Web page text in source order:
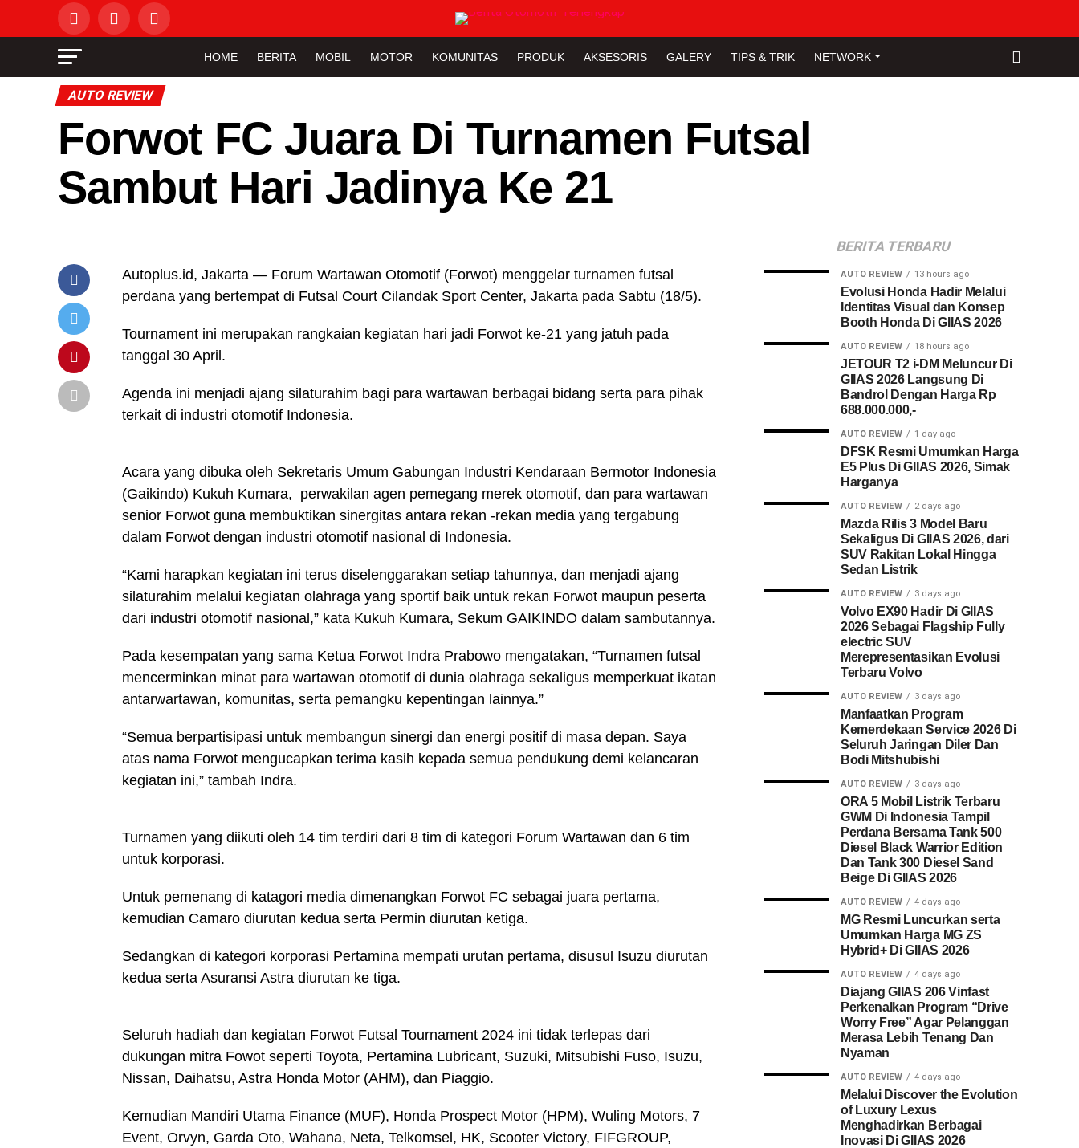
HOME BERITA MOBIL MOTOR KOMUNITAS PRODUK AKSESORIS GALERY TIPS & TRIK NETWORK
AUTO REVIEW
Forwot FC Juara Di Turnamen Futsal
Sambut Hari Jadinya Ke 21
Autoplus.id, Jakarta — Forum Wartawan Otomotif (Forwot) menggelar turnamen futsal
perdana yang bertempat di Futsal Court Cilandak Sport Center, Jakarta pada Sabtu (18/5).
Tournament ini merupakan rangkaian kegiatan hari jadi Forwot ke-21 yang jatuh pada
tanggal 30 April.
Agenda ini menjadi ajang silaturahim bagi para wartawan berbagai bidang serta para pihak
terkait di industri otomotif Indonesia.
Acara yang dibuka oleh Sekretaris Umum Gabungan Industri Kendaraan Bermotor Indonesia
(Gaikindo) Kukuh Kumara, perwakilan agen pemegang merek otomotif, dan para wartawan
senior Forwot guna membuktikan sinergitas antara rekan -rekan media yang tergabung
dalam Forwot dengan industri otomotif nasional di Indonesia.
“Kami harapkan kegiatan ini terus diselenggarakan setiap tahunnya, dan menjadi ajang
silaturahim melalui kegiatan olahraga yang sportif baik untuk rekan Forwot maupun peserta
dari industri otomotif nasional,” kata Kukuh Kumara, Sekum GAIKINDO dalam sambutannya.
Pada kesempatan yang sama Ketua Forwot Indra Prabowo mengatakan, “Turnamen futsal
mencerminkan minat para wartawan otomotif di dunia olahraga sekaligus memperkuat ikatan
antarwartawan, komunitas, serta pemangku kepentingan lainnya.”
“Semua berpartisipasi untuk membangun sinergi dan energi positif di masa depan. Saya
atas nama Forwot mengucapkan terima kasih kepada semua pendukung demi kelancaran
kegiatan ini,” tambah Indra.
Turnamen yang diikuti oleh 14 tim terdiri dari 8 tim di kategori Forum Wartawan dan 6 tim
untuk korporasi.
Untuk pemenang di katagori media dimenangkan Forwot FC sebagai juara pertama,
kemudian Camaro diurutan kedua serta Permin diurutan ketiga.
Sedangkan di kategori korporasi Pertamina mempati urutan pertama, disusul Isuzu diurutan
kedua serta Asuransi Astra diurutan ke tiga.
Seluruh hadiah dan kegiatan Forwot Futsal Tournament 2024 ini tidak terlepas dari
dukungan mitra Fowot seperti Toyota, Pertamina Lubricant, Suzuki, Mitsubishi Fuso, Isuzu,
Nissan, Daihatsu, Astra Honda Motor (AHM), dan Piaggio.
Kemudian Mandiri Utama Finance (MUF), Honda Prospect Motor (HPM), Wuling Motors, 7
Event, Orvyn, Garda Oto, Wahana, Neta, Telkomsel, HK, Scooter Victory, FIFGROUP,
BERITA TERBARU
AUTO REVIEW 13 hours ago
Evolusi Honda Hadir Melalui
Identitas Visual dan Konsep
Booth Honda Di GIIAS 2026
AUTO REVIEW 18 hours ago
JETOUR T2 i-DM Meluncur Di
GIIAS 2026 Langsung Di
Bandrol Dengan Harga Rp
688.000.000,-
AUTO REVIEW 1 day ago
DFSK Resmi Umumkan Harga
E5 Plus Di GIIAS 2026, Simak
Harganya
AUTO REVIEW 2 days ago
Mazda Rilis 3 Model Baru
Sekaligus Di GIIAS 2026, dari
SUV Rakitan Lokal Hingga
Sedan Listrik
AUTO REVIEW 3 days ago
Volvo EX90 Hadir Di GIIAS
2026 Sebagai Flagship Fully
electric SUV
Merepresentasikan Evolusi
Terbaru Volvo
AUTO REVIEW 3 days ago
Manfaatkan Program
Kemerdekaan Service 2026 Di
Seluruh Jaringan Diler Dan
Bodi Mitshubishi
AUTO REVIEW 3 days ago
ORA 5 Mobil Listrik Terbaru
GWM Di Indonesia Tampil
Perdana Bersama Tank 500
Diesel Black Warrior Edition
Dan Tank 300 Diesel Sand
Beige Di GIIAS 2026
AUTO REVIEW 4 days ago
MG Resmi Luncurkan serta
Umumkan Harga MG ZS
Hybrid+ Di GIIAS 2026
AUTO REVIEW 4 days ago
Diajang GIIAS 206 Vinfast
Perkenalkan Program “Drive
Worry Free” Agar Pelanggan
Merasa Lebih Tenang Dan
Nyaman
AUTO REVIEW 4 days ago
Melalui Discover the Evolution
of Luxury Lexus
Menghadirkan Berbagai
Inovasi Di GIIAS 2026